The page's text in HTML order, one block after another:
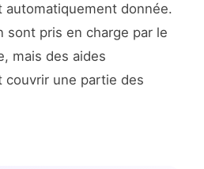
automatiquement donnée.
sont pris en charge par le
mais des aides
couvrir une partie des